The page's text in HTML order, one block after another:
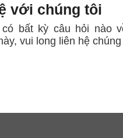
với chúng tôi
bất kỳ câu hỏi nào
vui long liên hệ chúng